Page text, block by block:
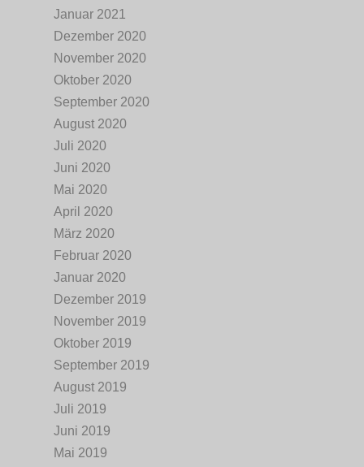
Januar 2021
Dezember 2020
November 2020
Oktober 2020
September 2020
August 2020
Juli 2020
Juni 2020
Mai 2020
April 2020
März 2020
Februar 2020
Januar 2020
Dezember 2019
November 2019
Oktober 2019
September 2019
August 2019
Juli 2019
Juni 2019
Mai 2019